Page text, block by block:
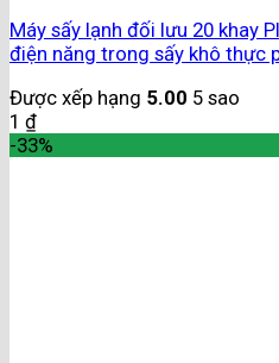
Máy sấy lạnh đối lưu 20 khay
điện năng trong sấy khô thực
Được xếp hạng 5.00 5 sao
1 ₫
-33%